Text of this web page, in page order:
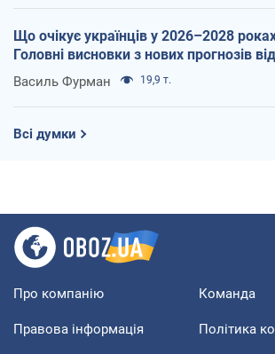
Що очікує українців у 2026–2028
Головні висновки з нових прогнозів
Василь Фурман 19,9 т.
Всі думки
Про компанію Команда
Правова інформація Політика